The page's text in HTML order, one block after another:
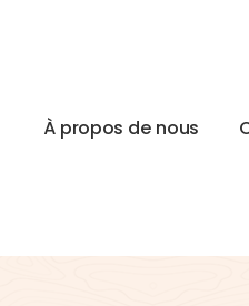
À propos de nous